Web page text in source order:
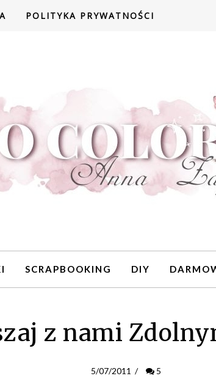
POLITYKA PRYWATNOŚCI
SCRAPBOOKING DIY
z nami
5/07/2011 / 5